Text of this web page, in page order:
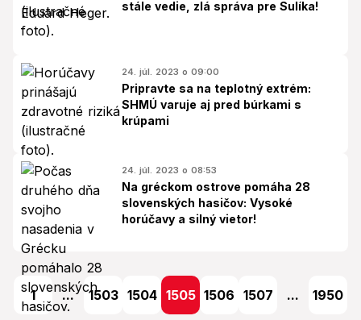
stále vedie, zlá správa pre Sulíka!
24. júl. 2023 o 09:00
Pripravte sa na teplotný extrém:
SHMÚ varuje aj pred búrkami s
krúpami
24. júl. 2023 o 08:53
Na gréckom ostrove pomáha 28
slovenských hasičov: Vysoké
horúčavy a silný vietor!
1 ... 1503 1504 1505 1506 1507 ... 1950